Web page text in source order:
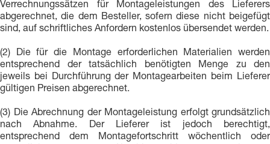
Verrechnungssätzen für Montageleistungen des Lieferers
abgerechnet, die dem Besteller, sofern diese nicht beigefügt
sind, auf schriftliches Anfordern kostenlos übersendet werden.
(2) Die für die Montage erforderlichen Materialien werden
entsprechend der tatsächlich benötigten Menge zu den
jeweils bei Durchführung der Montagearbeiten beim Lieferer
gültigen Preisen abgerechnet.
(3) Die Abrechnung der Montageleistung erfolgt grundsätzlich
nach Abnahme. Der Lieferer ist jedoch berechtigt,
entsprechend dem Montagefortschritt wöchentlich oder